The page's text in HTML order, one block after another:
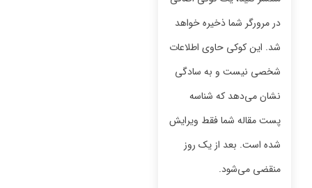
در مرورگر شما ذخیره خواهد
شد. این کوکی حاوی اطلاعات
شخصی نیست و به سادگی
نشان می‌دهد که شناسه
پست مقاله شما فقط ویرایش
شده است. بعد از یک روز
منقضی می‌شود.